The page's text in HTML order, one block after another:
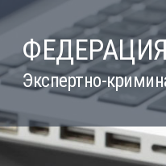
Экспертно-